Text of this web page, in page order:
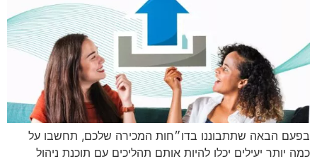
בפעם הבאה שתתבוננו בדו״חות המכירה שלכם, תחשבו על
כמה יותר יעילים יכלו להיות אותם תהליכים עם תוכנת ניהול